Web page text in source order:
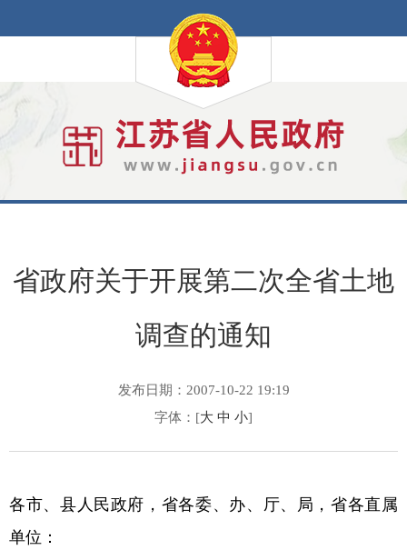
省政府关于开展第二次全省土地
调查的通知
发布日期：2007-10-22 19:19
字体：[大 中 小]
各市、县人民政府，省各委、办、厅、局，省各直属
单位：